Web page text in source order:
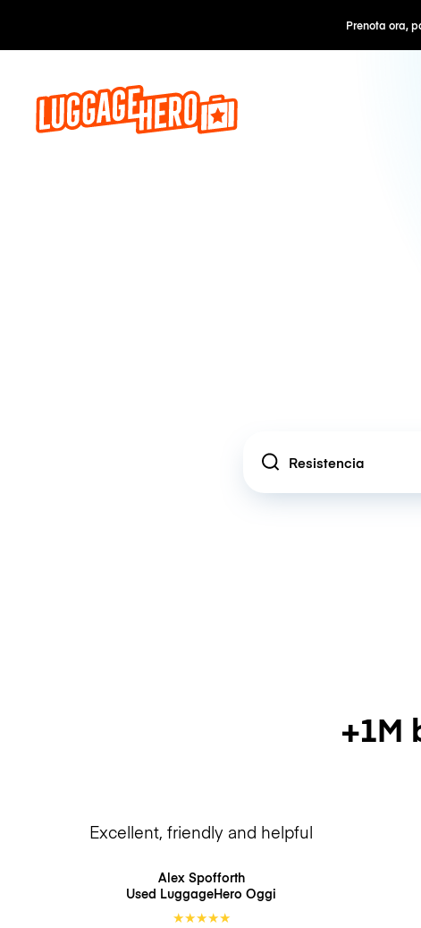
Prenota ora,
Location
+1M
Excellent, friendly and helpful
Alex Spofforth
Used LuggageHero Oggi
★★★★★